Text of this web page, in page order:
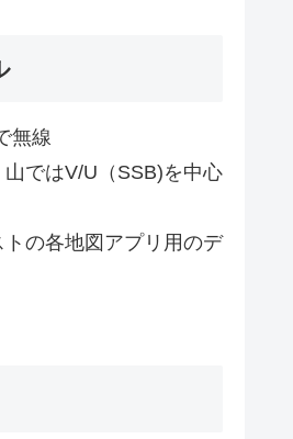
無線
ではV/U（SSB)を中心
の各地図アプリ用のデ